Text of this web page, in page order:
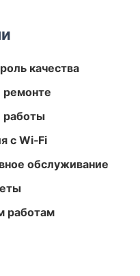
качества
ремонте
работы
с Wi‑Fi
обслуживание
работам